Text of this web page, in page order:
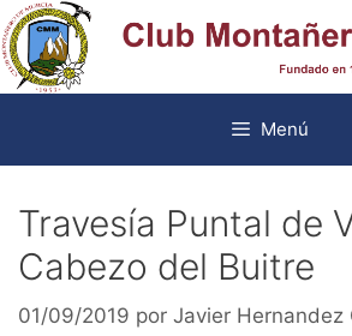
Saltar
al
contenido
Menú
Travesía Puntal de
Cabezo del Buitre
01/09/2019 por Javier Hernandez